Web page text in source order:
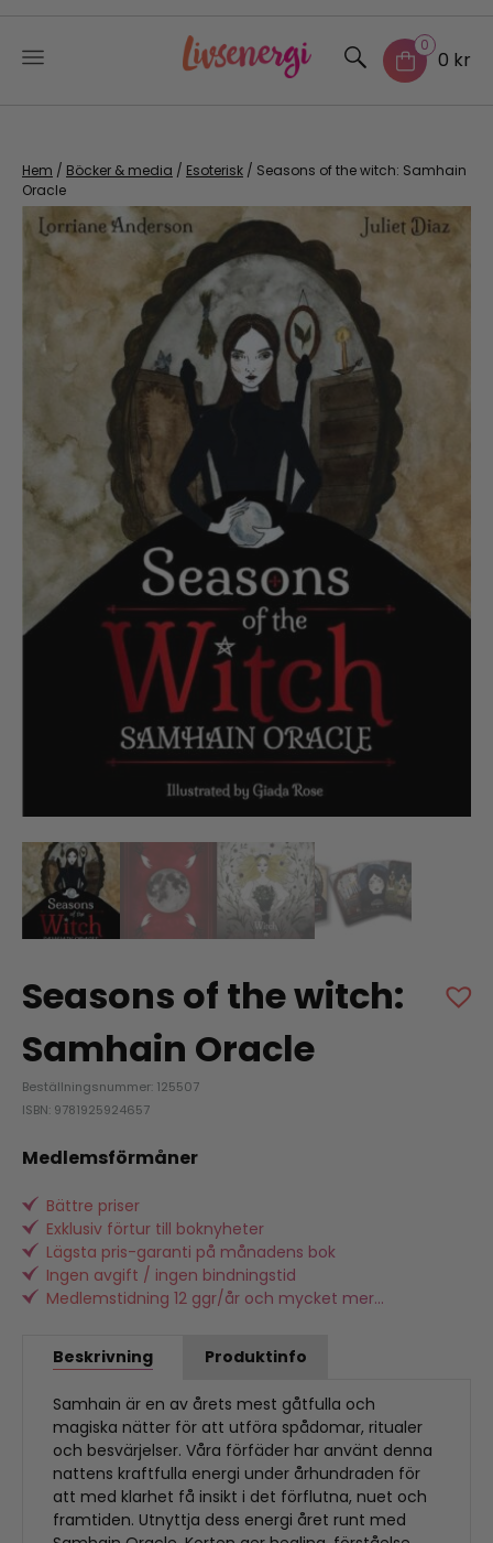
content
0
0 kr
Hem / Böcker & media / Esoterisk / Seasons of the witch: Samhain
Oracle
Seasons of the witch:
Samhain Oracle
Beställningsnummer: 125507
ISBN: 9781925924657
Medlemsförmåner
Bättre priser
Exklusiv förtur till boknyheter
Lägsta pris-garanti på månadens bok
Ingen avgift / ingen bindningstid
Medlemstidning 12 ggr/år och mycket mer...
Beskrivning Produktinfo
Samhain är en av årets mest gåtfulla och
magiska nätter för att utföra spådomar, ritualer
och besvärjelser. Våra förfäder har använt denna
nattens kraftfulla energi under århundraden för
att med klarhet få insikt i det förflutna, nuet och
framtiden. Utnyttja dess energi året runt med